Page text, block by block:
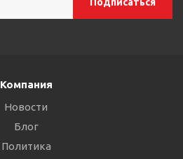
Компания
Новости
Блог
Политика